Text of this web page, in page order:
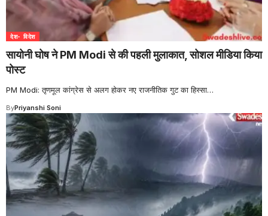
देश- विदेश
सायोनी घोष ने PM Modi से की पहली मुलाकात, सोशल मीडिया किया
पोस्ट
PM Modi: तृणमूल कांग्रेस से अलग होकर नए राजनीतिक गुट का हिस्सा…
ByPriyanshi Soni